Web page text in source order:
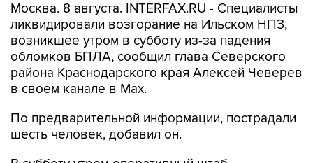
Москва. 8 августа. INTERFAX.RU - Специалисты
ликвидировали возгорание на Ильском НПЗ,
возникшее утром в субботу из-за падения
обломков БПЛА, сообщил глава Северского
района Краснодарского края Алексей Чеверев
в своем канале в Max.
По предварительной информации, пострадали
шесть человек, добавил он.